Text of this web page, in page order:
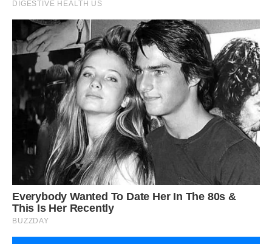
– Ну ти ж розумна дівчинка! Замість пельменів –
вареників з капустою нароби, замість оселедця – тюльки
купи, в плов замість свинини гриби поклади… Я тебе навчу.
Блузку я все-таки купила. Але Ігорю в своєму “гріху” так і
не зважилася зізнатися. І “вигуляти” обновку теж не
наважилась. А потім, коли почуття провини (адже, по суті,
обдурила чоловіка, порушила наш з ним договір) стало
зовсім нестерпним, дістала блузу зі схованки і віднесла
назад в магазин. Бірка була на місці, чек теж зберігся, так
що продавщиця без слів оформила повернення.
Все-таки спокійна совість – дуже приємна штука. Радість